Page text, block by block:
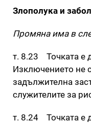
Злополука и
Промяна има в
т. 8.23 Точката е
Изключението не
задължителна
служителите за
т. 8.24 Точката е